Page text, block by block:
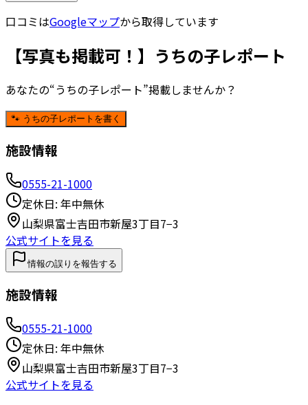
口コミはGoogleマップから取得しています
【写真も掲載可！】うちの子レポート
あなたの“うちの子レポート”掲載しませんか？
🐾 うちの子レポートを書く
施設情報
0555-21-1000
定休日: 年中無休
山梨県富士吉田市新屋3丁目7−3
公式サイトを見る
情報の誤りを報告する
施設情報
0555-21-1000
定休日: 年中無休
山梨県富士吉田市新屋3丁目7−3
公式サイトを見る